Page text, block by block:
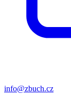
info@zbuch.cz